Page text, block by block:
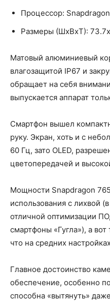
Процессор:
Размеры (ШxВxТ):
Матовый алюминиевый
влагозащитой IP67 и
обращает на себя
выпускается аппарат
Смартфон вышел
руку. Экран, хоть и с
60 Гц, зато OLED,
цветопередачей и
Мощности Snapdragon
использования с лихвой
отличной оптимизации
смартфоны «Гугла»), а
что на средних
Главное достоинство
обеспечение, особенно
способна «вытянуть»